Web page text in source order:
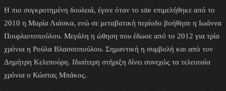
Η πιο συγκροτημένη δουλειά, έγινε όταν το site επιμελήθηκε από το
2010 η Μαρία Λιάσκα, ενώ σε μεταβατική περίοδο βοήθησε η Ιωάννα
Πουρλιοτοπούλου. Μεγάλη η ώθηση που έδωσε από το 2012 για τρία
χρόνια η Ρούλα Βλασσοπούλου. Σημαντική η συμβολή και από τον
Δημήτρη Κελεπούρη. Ιδιαίτερη στήριξη δίνει συνεχώς τα τελευταία
χρόνια ο Κώστας Μπάκος.